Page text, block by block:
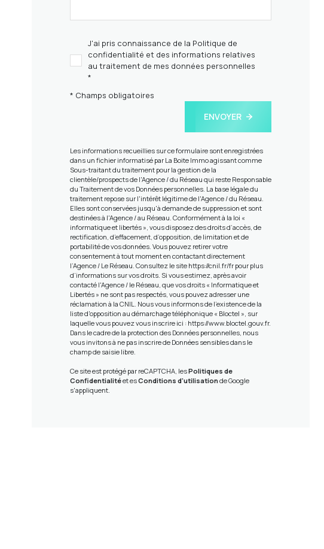
J'ai pris connaissance de la Politique de
confidentialité et des informations relatives
au traitement de mes données personnelles
*
* Champs obligatoires
ENVOYER
Les informations recueillies sur ce formulaire sont enregistrées
dans un fichier informatisé par La Boite Immo agissant comme
Sous-traitant du traitement pour la gestion de la
clientèle/prospects de l'Agence / du Réseau qui reste Responsable
du Traitement de vos Données personnelles. La base légale du
traitement repose sur l'intérêt légitime de l'Agence / du Réseau.
Elles sont conservées jusqu'à demande de suppression et sont
destinées à l'Agence / au Réseau. Conformément à la loi «
informatique et libertés », vous disposez des droits d’accès, de
rectification, d’effacement, d’opposition, de limitation et de
portabilité de vos données. Vous pouvez retirer votre
consentement à tout moment en contactant directement
l’Agence / Le Réseau. Consultez le site https://cnil.fr/frpour plus
d’informations sur vos droits. Si vous estimez, après avoir
contacté l'Agence / le Réseau, que vos droits « Informatique et
Libertés » ne sont pas respectés, vous pouvez adresser une
réclamation à la CNIL. Nous vous informons de l’existence de la
liste d'opposition au démarchage téléphonique « Bloctel », sur
laquelle vous pouvez vous inscrire ici : https://www.bloctel.gouv.fr.
Dans le cadre de la protection des Données personnelles, nous
vous invitons à ne pas inscrire de Données sensibles dans le
champ de saisie libre.
Ce site est protégé par reCAPTCHA, lesPolitiques de
Confidentialitéet esConditions d'utilisationde Google
s'appliquent.